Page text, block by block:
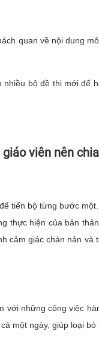
quan về nội dung
bộ đề thi mới để
viên nên
tiến bộ từng bước
thực hiện của bản
cảm giác chán nản và
những công việc
một ngày, giúp loại bỏ